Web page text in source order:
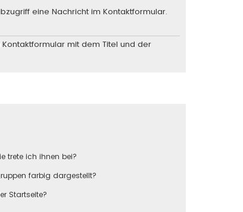
eine Nachricht im Kontaktformular.
mit dem Titel und der
trete ich ihnen bei?
farbig dargestellt?
Startseite?